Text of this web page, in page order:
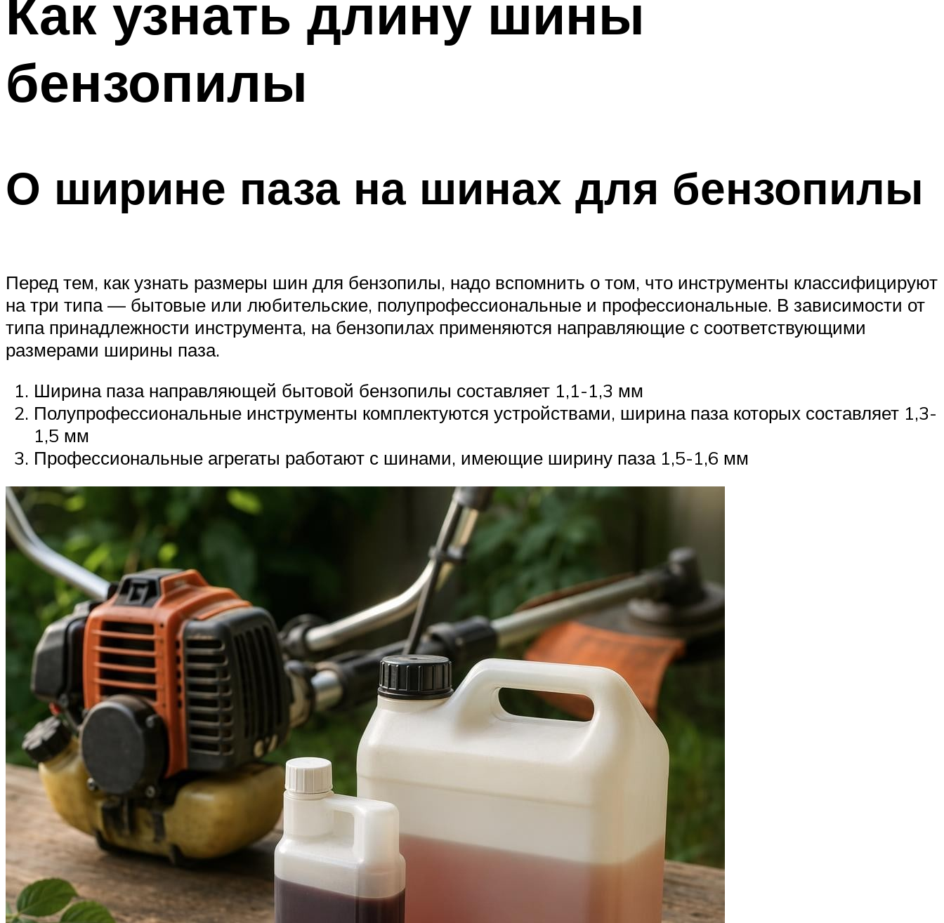
Как узнать длину шины
бензопилы
О ширине паза на шинах для бензопилы
Перед тем, как узнать размеры шин для бензопилы, надо вспомнить о том, что инструменты классифицируют
на три типа — бытовые или любительские, полупрофессиональные и профессиональные. В зависимости от
типа принадлежности инструмента, на бензопилах применяются направляющие с соответствующими
размерами ширины паза.
Ширина паза направляющей бытовой бензопилы составляет 1,1-1,3 мм
Полупрофессиональные инструменты комплектуются устройствами, ширина паза которых составляет 1,3-
1,5 мм
Профессиональные агрегаты работают с шинами, имеющие ширину паза 1,5-1,6 мм